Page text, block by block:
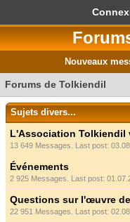
Nouveaux
Forums de Tolkiendil
Sujets divers...
L'Association Tolkiendil
13 649 Messages. Last post:
Événements
2 925 Messages. Last post:
Questions sur l'œuvre
22 951 Messages. Last post: